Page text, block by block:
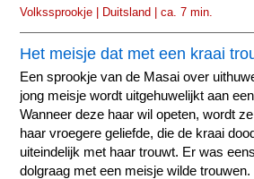
Volkssprookje | Duitsland | ca. 7 min.
Het meisje dat met een kraai
Een sprookje van de Masai over
jong meisje wordt uitgehuwelijkt aan
Wanneer deze haar wil opeten, wordt
haar vroegere geliefde, die de kraai
uiteindelijk met haar trouwt. Er was
dolgraag met een meisje wilde trouwen.